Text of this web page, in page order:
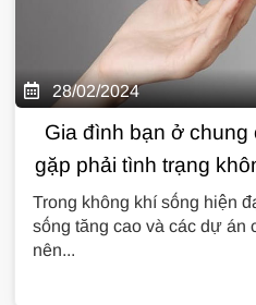
28/02/2024
Gia đình bạn ở
gặp phải tình trạng
hoạt hay
Trong không khí sống hiện
sống tăng cao và các dự án
nên...